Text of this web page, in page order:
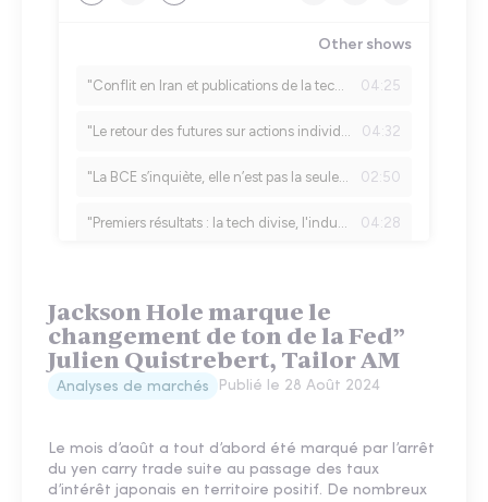
Jackson Hole marque le
changement de ton de la Fed”
Julien Quistrebert, Tailor AM
Analyses de marchés Publié le 28 Août 2024
Le mois d’août a tout d’abord été marqué par l’arrêt
du yen carry trade suite au passage des taux
d’intérêt japonais en territoire positif. De nombreux